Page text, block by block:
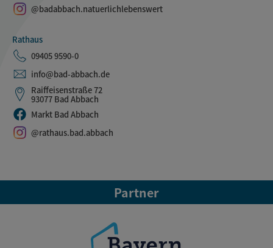
@badabbach.natuerlichlebenswert
Rathaus
09405 9590-0
info@bad-abbach.de
Raiffeisenstraße 72
93077 Bad Abbach
Markt Bad Abbach
@rathaus.bad.abbach
Partner